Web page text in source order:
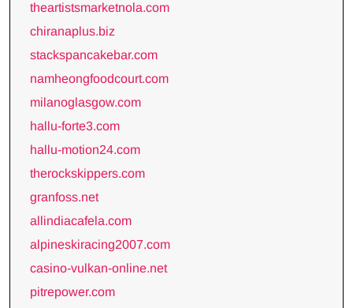
theartistsmarketnola.com
chiranaplus.biz
stackspancakebar.com
namheongfoodcourt.com
milanoglasgow.com
hallu-forte3.com
hallu-motion24.com
therockskippers.com
granfoss.net
allindiacafela.com
alpineskiracing2007.com
casino-vulkan-online.net
pitrepower.com